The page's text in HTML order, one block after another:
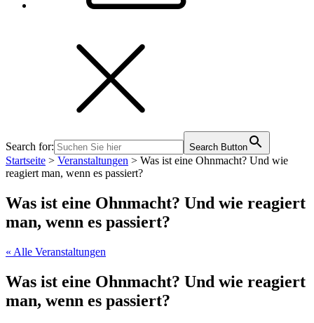
Search for: Search Button
Startseite > Veranstaltungen > Was ist eine Ohnmacht? Und wie
reagiert man, wenn es passiert?
Was ist eine Ohnmacht? Und wie reagiert
man, wenn es passiert?
« Alle Veranstaltungen
Was ist eine Ohnmacht? Und wie reagiert
man, wenn es passiert?